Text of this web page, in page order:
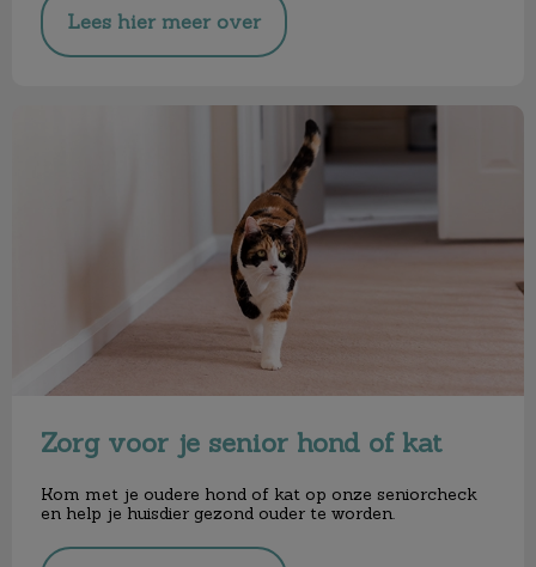
Lees hier meer over
Zorg voor je senior hond of kat
Zorg voor je senior hond of kat
Kom met je oudere hond of kat op onze seniorcheck
en help je huisdier gezond ouder te worden.